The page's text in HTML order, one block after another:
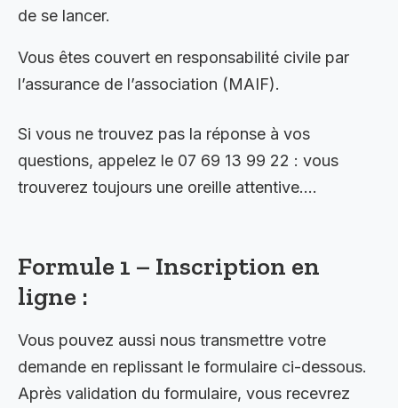
de se lancer.
Vous êtes couvert en responsabilité civile par
l’assurance de l’association (MAIF).
Si vous ne trouvez pas la réponse à vos
questions, appelez le 07 69 13 99 22 : vous
trouverez toujours une oreille attentive….
Formule 1 – Inscription en
ligne :
Vous pouvez aussi nous transmettre votre
demande en replissant le formulaire ci-dessous.
Après validation du formulaire, vous recevrez